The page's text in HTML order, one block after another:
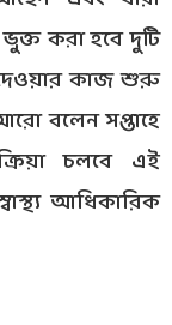
করা হবে দুটি
কাজ শুরু
বলেন সপ্তাহে
চলবে এই
আধিকারিক